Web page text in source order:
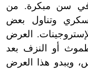
في سن مبكرة. من
وتناول بعض
العرض
أو النزف بعد
ويبدو هذا العرض